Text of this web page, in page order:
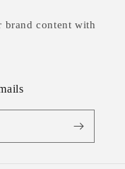
brand content with